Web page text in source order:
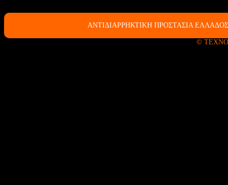
ΑΝΤΙΔΙΑΡΡΗΚΤΙΚΗ ΠΡΟΣΤΑΣΙΑ
©